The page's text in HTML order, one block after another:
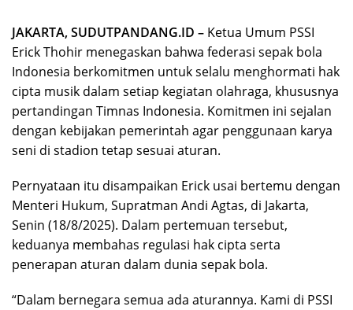
JAKARTA, SUDUTPANDANG.ID – Ketua Umum PSSI
Erick Thohir menegaskan bahwa federasi sepak bola
Indonesia berkomitmen untuk selalu menghormati hak
cipta musik dalam setiap kegiatan olahraga, khususnya
pertandingan Timnas Indonesia. Komitmen ini sejalan
dengan kebijakan pemerintah agar penggunaan karya
seni di stadion tetap sesuai aturan.
Pernyataan itu disampaikan Erick usai bertemu dengan
Menteri Hukum, Supratman Andi Agtas, di Jakarta,
Senin (18/8/2025). Dalam pertemuan tersebut,
keduanya membahas regulasi hak cipta serta
penerapan aturan dalam dunia sepak bola.
“Dalam bernegara semua ada aturannya. Kami di PSSI